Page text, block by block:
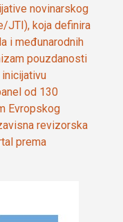
novinarskog
JTI), koja definira
i međunarodnih
pouzdanosti
inicijativu
od 130
Evropskog
revizorska
prema